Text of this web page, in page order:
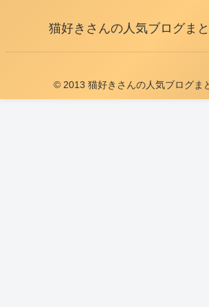
猫好きさんの人気ブログま
© 2013 猫好きさんの人気ブログま